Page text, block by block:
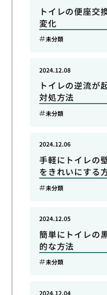
トイレの便座交
変化
未分類
トイレの逆流が
対処方法
2024.12.08
未分類
手軽にトイレの
をきれいにする
2024.12.06
未分類
簡単にトイレの
的な方法
2024.12.05
未分類
2024.12.04